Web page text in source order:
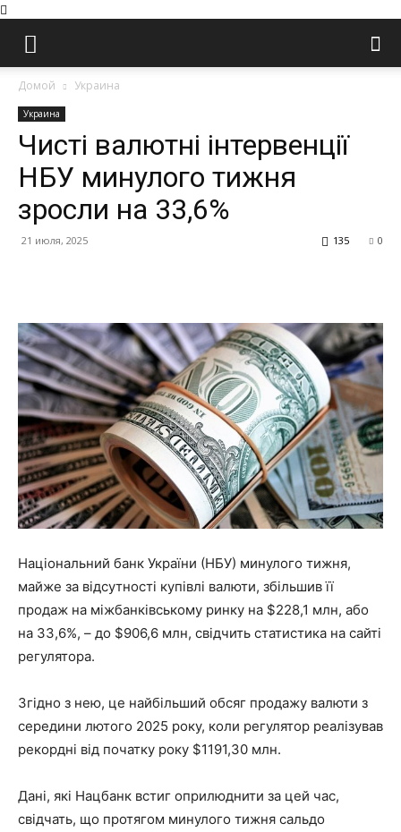
Домой Украина
Украина
Чисті валютні інтервенції
НБУ минулого тижня
зросли на 33,6%
21 июля, 2025 0
135
Національний банк України (НБУ) минулого тижня,
майже за відсутності купівлі валюти, збільшив її
продаж на міжбанківському ринку на $228,1 млн, або
на 33,6%, – до $906,6 млн, свідчить статистика на сайті
регулятора.
Згідно з нею, це найбільший обсяг продажу валюти з
середини лютого 2025 року, коли регулятор реалізував
рекордні від початку року $1191,30 млн.
Дані, які Нацбанк встиг оприлюднити за цей час,
свідчать, що протягом минулого тижня сальдо